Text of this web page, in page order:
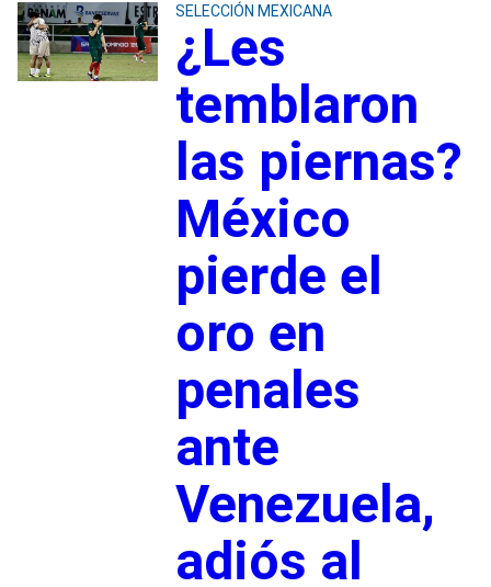
SELECCIÓN MEXICANA
¿Les
temblaron
las piernas?
México
pierde el
oro en
penales
ante
Venezuela,
adiós al